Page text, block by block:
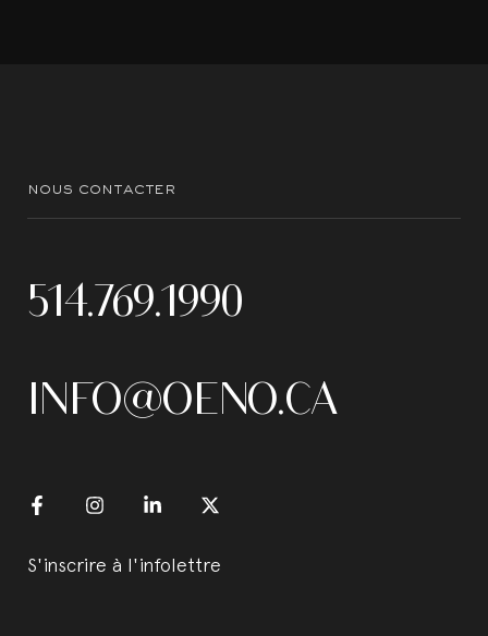
nous contacter
514.769.1990
INFO@OENO.CA
S'inscrire à l'infolettre